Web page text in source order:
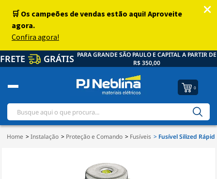
FRETE GRÁTIS PARA GRANDE SÃO PAULO E CAPITAL A PARTIR DE
R$ 350,00
0
Home Instalação Proteção e Comando Fusíveis Fusível Silized